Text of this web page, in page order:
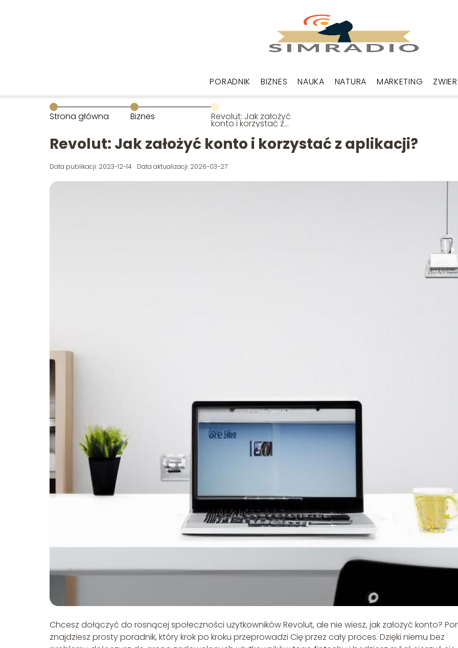
PORADNIK BIZNES NAUKA NATURA MARKETING
Strona główna Biznes Revolut: Jak założyć
konto i korzystać z
Revolut: Jak założyć konto i korzystać z aplikacji?
Data publikacji: 2023-12-14 Data aktualizacji: 2026-03-27
Chcesz dołączyć do rosnącej społeczności użytkowników Revolut, ale nie wiesz, jak założyć konto?
znajdziesz prosty poradnik, który krok po kroku przeprowadzi Cię przez cały proces. Dzięki niemu bez